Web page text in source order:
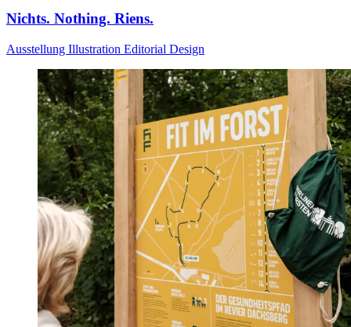
Nichts. Nothing. Riens.
Ausstellung Illustration Editorial Design